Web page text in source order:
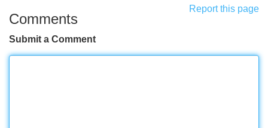
Report this page
Comments
Submit a Comment